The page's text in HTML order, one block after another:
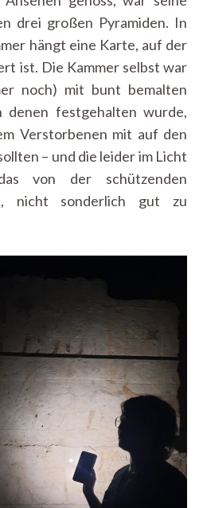
drei großen Pyramiden. In
hängt eine Karte, auf der
ist. Die Kammer selbst war
noch) mit bunt bemalten
denen festgehalten wurde,
Verstorbenen mit auf den
– und die leider im Licht
von der schützenden
nicht sonderlich gut zu